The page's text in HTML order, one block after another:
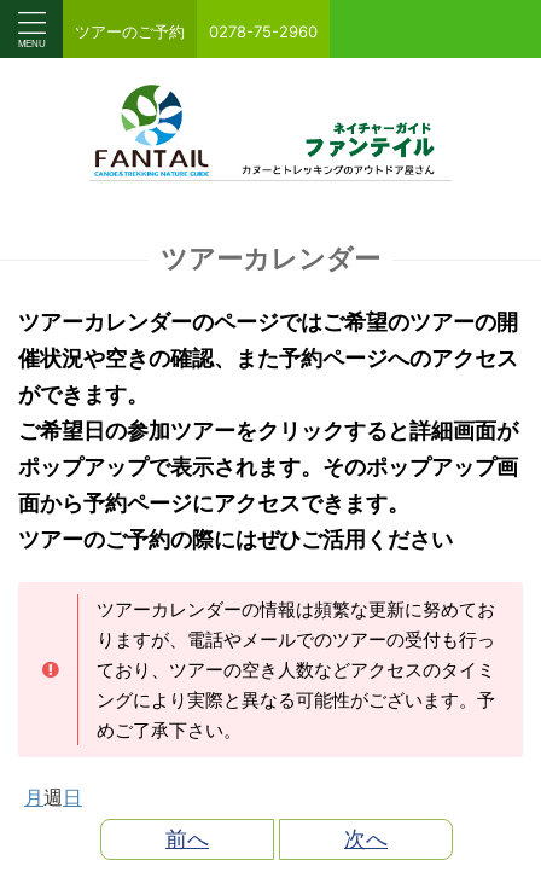
ツアーのご予約 0278-75-2960
ツアーカレンダー
ツアーカレンダーのページではご希望のツアーの開
催状況や空きの確認、また予約ページへのアクセス
ができます。
ご希望日の参加ツアーをクリックすると詳細画面が
ポップアップで表示されます。そのポップアップ画
面から予約ページにアクセスできます。
ツアーのご予約の際にはぜひご活用ください
ツアーカレンダーの情報は頻繁な更新に努めてお
りますが、電話やメールでのツアーの受付も行っ
ており、ツアーの空き人数などアクセスのタイミ
ングにより実際と異なる可能性がございます。予
めご了承下さい。
月週 日
前へ 次へ